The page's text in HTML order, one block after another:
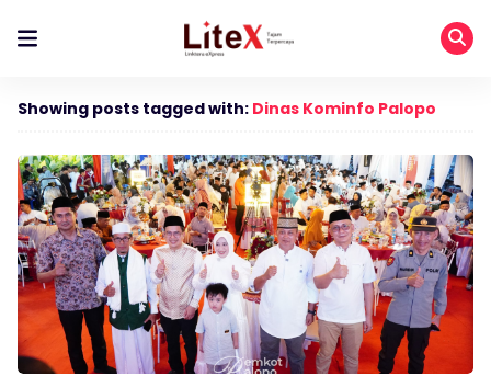
Showing posts tagged with: Dinas Kominfo Palopo